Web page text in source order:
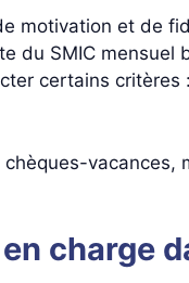
motivation et de
du SMIC mensuel
certains critères
vacances,
charge